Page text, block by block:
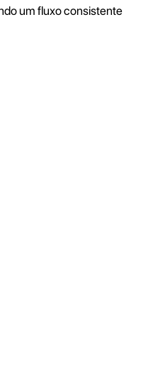
um fluxo consistente